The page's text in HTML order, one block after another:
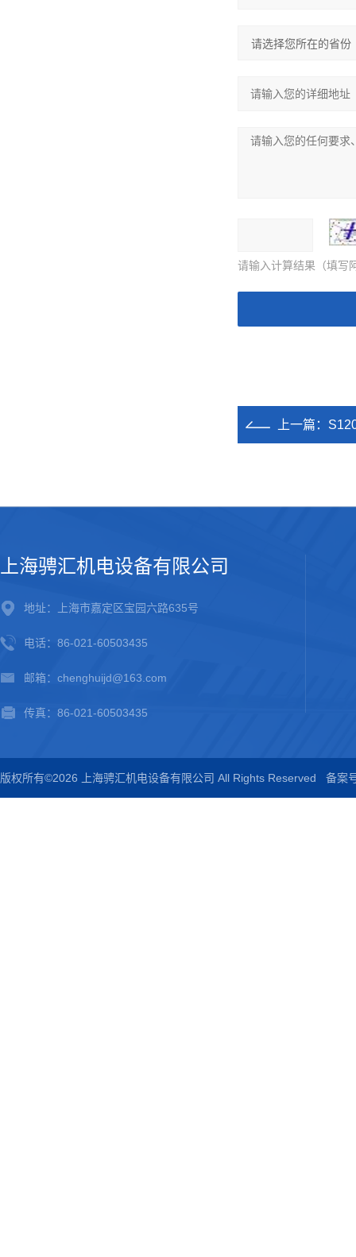
请输入计算结果（填写
上一篇：
上海骋汇机电设备有限公司
地址：上海市嘉定区宝园六路635号
电话：86-021-60503435
邮箱：chenghuijd@163.com
传真：86-021-60503435
版权所有©2026 上海骋汇机电设备有限公司 All Rights Reserved 备案